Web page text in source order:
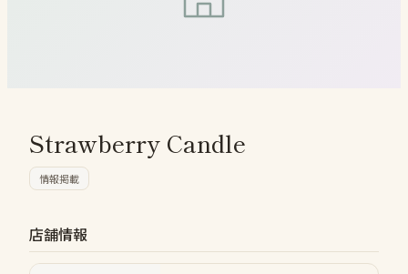
Strawberry Candle
情報掲載
店舗情報